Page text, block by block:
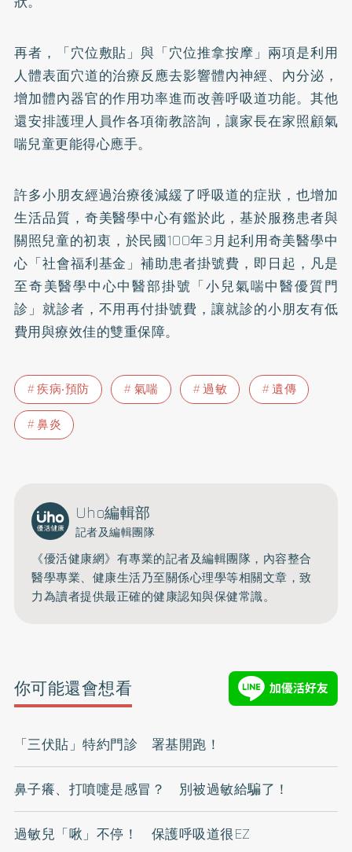
再者，「穴位敷貼」與「穴位推拿按摩」兩項是利用
人體表面穴道的治療反應去影響體內神經、內分泌，
增加體內器官的作用功率進而改善呼吸道功能。其他
還安排護理人員作各項衛教諮詢，讓家長在家照顧氣
喘兒童更能得心應手。
許多小朋友經過治療後減緩了呼吸道的症狀，也增加
生活品質，奇美醫學中心有鑑於此，基於服務患者與
關照兒童的初衷，於民國100年3月起利用奇美醫學中
心「社會福利基金」補助患者掛號費，即日起，凡是
至奇美醫學中心中醫部掛號「小兒氣喘中醫優質門
診」就診者，不用再付掛號費，讓就診的小朋友有低
費用與療效佳的雙重保障。
疾病‧預防 氣喘 過敏
遺傳
鼻炎
Uho編輯部
記者及編輯團隊
《優活健康網》有專業的記者及編輯團隊，內容整合
醫學專業、健康生活乃至關係心理學等相關文章，致
力為讀者提供最正確的健康認知與保健常識。
你可能還會想看
「三伏貼」特約門診 署基開跑！
鼻子癢、打噴嚏是感冒？ 別被過敏給騙了！
過敏兒「啾」不停！ 保護呼吸道很EZ